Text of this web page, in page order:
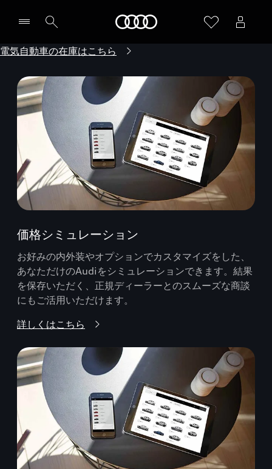
電気自動車の在庫はこちら
価格シミュレーション
お好みの内外装やオプションでカスタマイズをした、
あなただけのAudiをシミュレーションできます。結果
を保存いただく、正規ディーラーとのスムーズな商談
にもご活用いただけます。
詳しくはこちら